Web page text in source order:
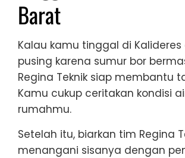
Barat
Kalau kamu tinggal di
pusing karena sumur bor
Regina Teknik siap membantu
Kamu cukup ceritakan kondisi
rumahmu.
Setelah itu, biarkan tim Regina
menangani sisanya dengan